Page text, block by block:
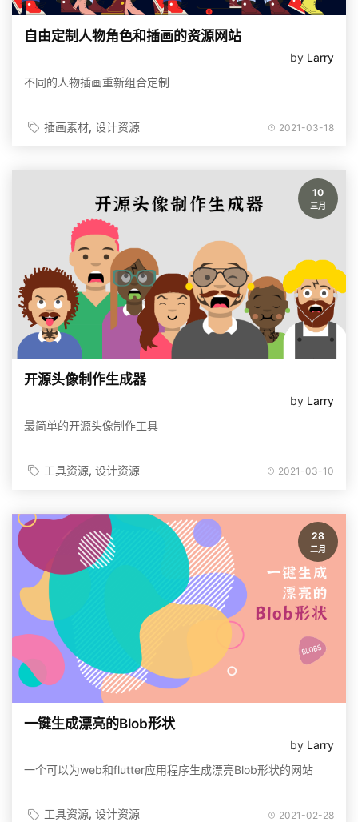
自由定制人物角色和插画的资源网站
by Larry
不同的人物插画重新组合定制
插画素材 设计资源 2021-03-18
10
三月
开源头像制作生成器
by Larry
最简单的开源头像制作工具
工具资源 设计资源 2021-03-10
28
二月
一键生成漂亮的Blob形状
by Larry
一个可以为web和flutter应用程序生成漂亮Blob形状的网站
工具资源 设计资源 2021-02-28